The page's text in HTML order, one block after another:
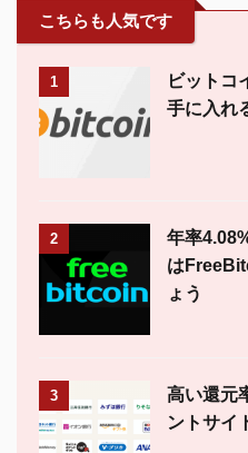
こちらも人気です
1
ビットコ
手に入れ
2
年率
は
ょう
3
高い還元
ントサイ